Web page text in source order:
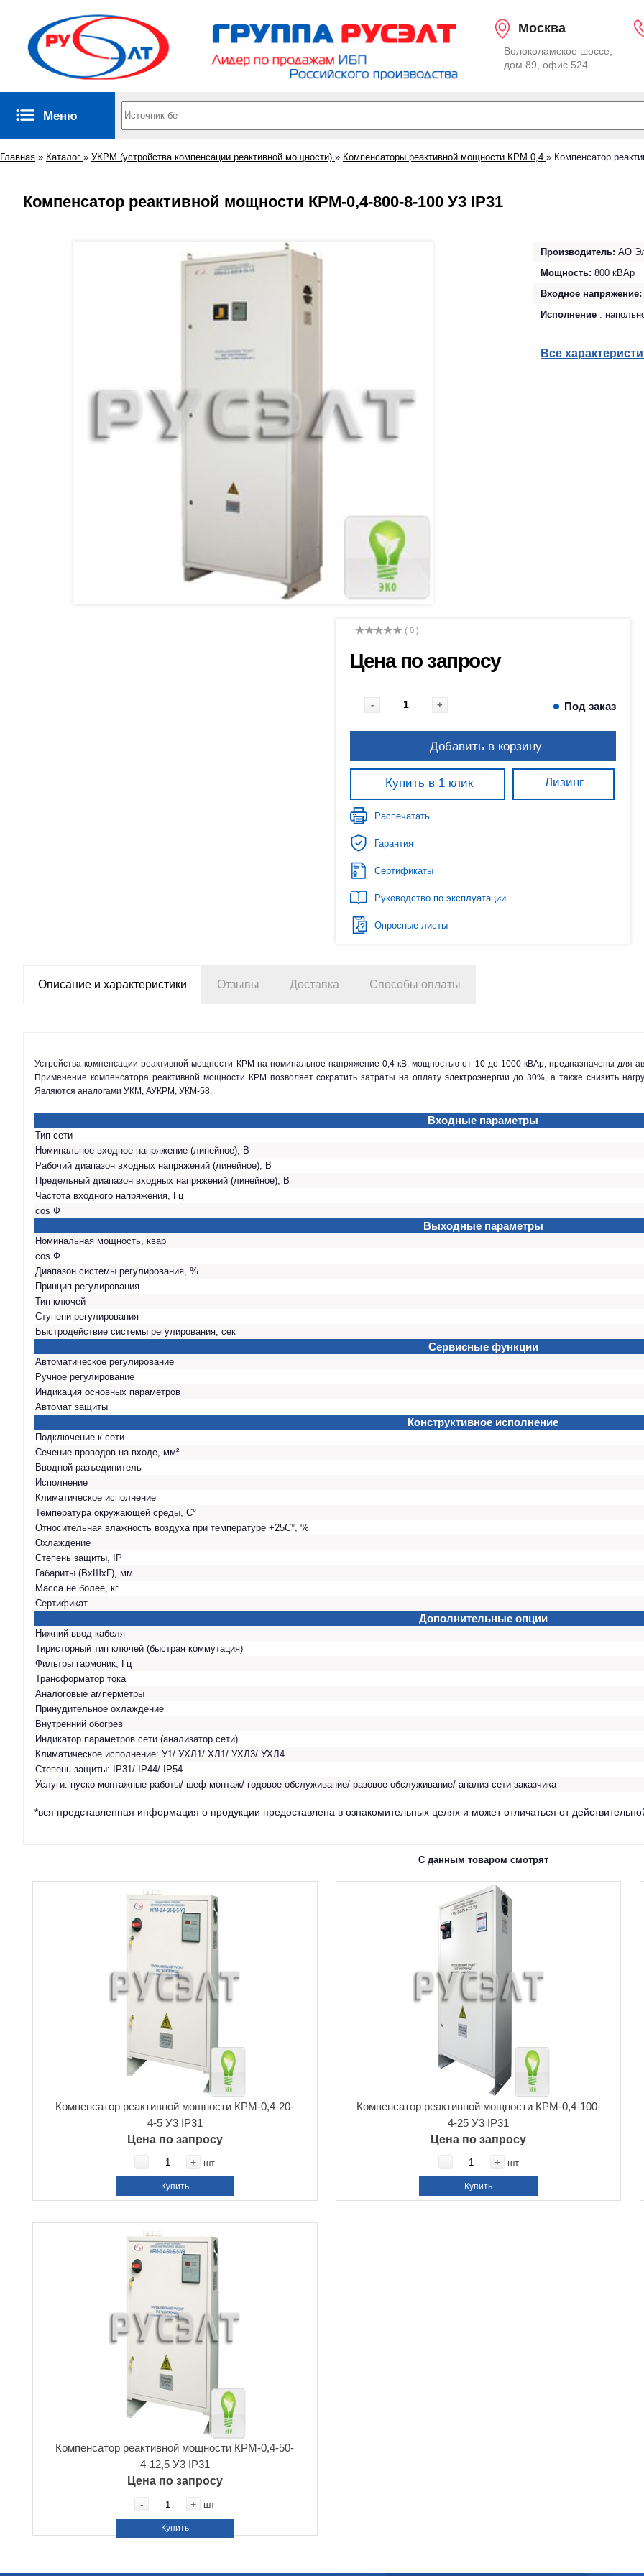
Москва
Волоколамское шоссе,
дом 89, офис 524
Меню
Главная » Каталог » УКРМ (устройства компенсации реактивной мощности) » Компенсаторы реактивной мощности КРМ 0,4 » Компенсатор
Компенсатор реактивной мощности КРМ-0,4-800-8-100 У3 IP31
Производитель: АО
Мощность: 800 кВАр
Входное напряжение:
Исполнение :
Все
( 0 )
Цена по запросу
- + Под заказ
Добавить в корзину
Купить в 1 клик Лизинг
Распечатать
Гарантия
Сертификаты
Руководство по эксплуатации
Опросные листы
Описание и характеристики Отзывы Доставка Способы оплаты
Устройства компенсации реактивной мощности КРМ на номинальное напряжение 0,4 кВ, мощностью от 10 до 1000 кВАр, предназначены для автоматического регулирования коэффициента реактивной мощности.
Применение компенсатора реактивной мощности КРМ позволяет сократить затраты на оплату электроэнергии до 30%, а также снизить
Являются аналогами УКМ, АУКРМ, УКМ-58.
Входные параметры
Тип сети
Номинальное входное напряжение (линейное), В
Рабочий диапазон входных напряжений (линейное), В
Предельный диапазон входных напряжений (линейное), В
Частота входного напряжения, Гц
cos Ф
Выходные параметры
Номинальная мощность, квар
cos Ф
Диапазон системы регулирования, %
Принцип регулирования
Тип ключей
Ступени регулирования
Быстродействие системы регулирования, сек
Сервисные функции
Автоматическое регулирование
Ручное регулирование
Индикация основных параметров
Автомат защиты
Конструктивное исполнение
Подключение к сети
Сечение проводов на входе, мм²
Вводной разъединитель
Исполнение
Климатическое исполнение
Температура окружающей среды, С°
Относительная влажность воздуха при температуре +25С°, %
Охлаждение
Степень защиты, IP
Габариты (ВхШхГ), мм
Масса не более, кг
Сертификат
Дополнительные опции
Нижний ввод кабеля
Тиристорный тип ключей (быстрая коммутация)
Фильтры гармоник, Гц
Трансформатор тока
Аналоговые амперметры
Принудительное охлаждение
Внутренний обогрев
Индикатор параметров сети (анализатор сети)
Климатическое исполнение: У1/ УХЛ1/ ХЛ1/ УХЛ3/ УХЛ4
Степень защиты: IP31/ IP44/ IP54
Услуги: пуско-монтажные работы/ шеф-монтаж/ годовое обслуживание/ разовое обслуживание/ анализ сети заказчика
*вся представленная информация о продукции предоставлена в ознакомительных целях и может отличаться от
С данным товаром смотрят
Компенсатор реактивной мощности КРМ-0,4-20-
4-5 У3 IP31
Цена по запросу
- + шт
Купить
Компенсатор реактивной мощности КРМ-0,4-100-
4-25 У3 IP31
Цена по запросу
- + шт
Купить
Компенсатор реактивной мощности КРМ-0,4-50-
4-12,5 У3 IP31
Цена по запросу
- + шт
Купить